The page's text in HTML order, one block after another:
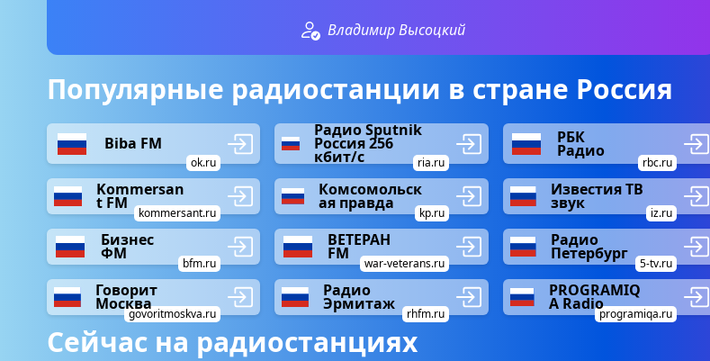
Владимир Высоцкий
Популярные радиостанции в стране Россия
Biba FM
ok.ru
Радио Sputnik
Россия 256
кбит/с ria.ru
РБК
Радио
rbc.ru
Kommersan
t FM
kommersant.ru
Комсомольск
ая правда
kp.ru
Известия ТВ
звук
iz.ru
Бизнес
ФМ
bfm.ru
ВЕТЕРАН
FM
war-veterans.ru
Радио
Петербург
5-tv.ru
Говорит
Москва
govoritmoskva.ru
Радио
Эрмитаж
rhfm.ru
PROGRAMIQ
A Radio
programiqa.ru
Сейчас на радиостанциях